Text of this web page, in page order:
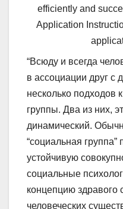
efficiently and
Application
“Всюду и всегда
в ассоциации друг с
несколько подходов
группы. Два из них,
динамический.
“социальная
устойчивую
социальные
концепцию
человеческих